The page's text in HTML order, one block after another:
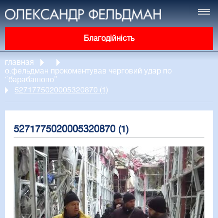
Благодійність
главная
о.фельдман прокоментував черговий удар по
“барабашово”
5271775020005320870 (1)
5271775020005320870 (1)